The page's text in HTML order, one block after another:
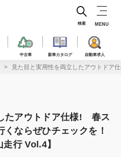
中古車 新車カタログ 自動車求人
検索 MENU
見た目と実用性を両立したアウトドア
たアウトドア仕様! 春ス
ならぜひチェックを！
走行 Vol.4】